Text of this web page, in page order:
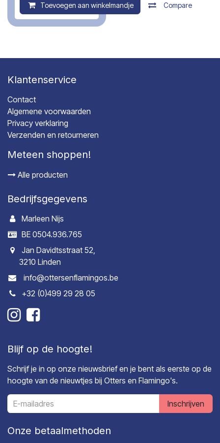
Toevoegen aan winkelmandje Compare
Klantenservice
Contact
Algemene voorwaarden
Privacy verklaring
Verzenden en retourneren
Meteen shoppen!
Alle producten
Bedrijfsgegevens
Marleen Nijs
BE 0504.936.765
Jan Davidtsstraat 52,
3210 Linden
info@ottersenflamingos.be
+32 (0)499 29 28 05
Blijf op de hoogte!
Schrijf je in op onze nieuwsbrief en je bent als eerste op de
hoogte van de nieuwtjes bij Otters en Flamingo's.
Inschrijven
Onze betaalmethoden